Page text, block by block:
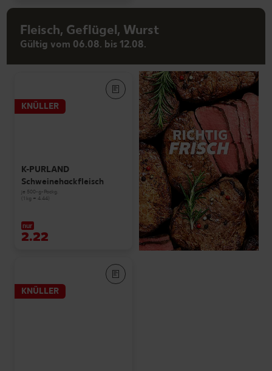
Fleisch, Geflügel, Wurst
Gültig vom 06.08. bis 12.08.
KNÜLLER
K-PURLAND
Schweinehackfleisch
je 500-g-Packg.
(1 kg = 4.44)
nur
2.22
KNÜLLER